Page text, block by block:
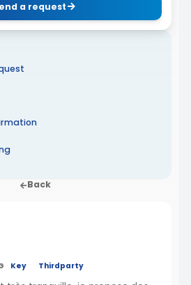
a request
Back
Key Thirdparty